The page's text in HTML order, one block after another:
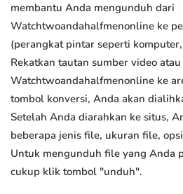
membantu Anda mengunduh dari
Watchtwoandahalfmenonline ke
(perangkat pintar seperti
Rekatkan tautan sumber video
Watchtwoandahalfmenonline ke
tombol konversi, Anda akan
Setelah Anda diarahkan ke situs,
beberapa jenis file, ukuran file,
Untuk mengunduh file yang Anda
cukup klik tombol "unduh".